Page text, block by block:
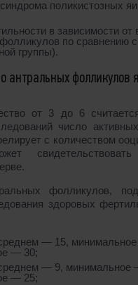
поликистозных
в зависимости от
по сравнению
группы).
антральных фолликулов
от 3 до 6
число
с количеством
фолликулов,
здоровых
― 15,
― 30;
― 9, минимальное
― 25;